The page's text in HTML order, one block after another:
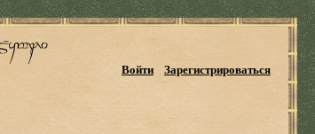
Войти Зарегистрироваться